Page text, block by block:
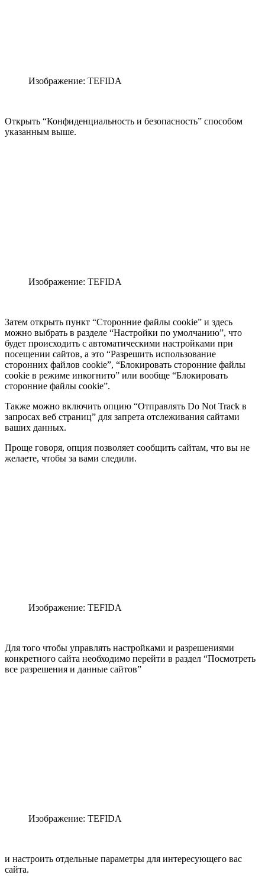
Изображение: TEFIDA
Открыть “Конфиденциальность и безопасность” способом
указанным выше.
Изображение: TEFIDA
Затем открыть пункт “Сторонние файлы cookie” и здесь
можно выбрать в разделе “Настройки по умолчанию”, что
будет происходить с автоматическими настройками при
посещении сайтов, а это “Разрешить использование
сторонних файлов cookie”, “Блокировать сторонние файлы
cookie в режиме инкогнито” или вообще “Блокировать
сторонние файлы cookie”.
Также можно включить опцию “Отправлять Do Not Track в
запросах веб страниц” для запрета отслеживания сайтами
ваших данных.
Проще говоря, опция позволяет сообщить сайтам, что вы не
желаете, чтобы за вами следили.
Изображение: TEFIDA
Для того чтобы управлять настройками и разрешениями
конкретного сайта необходимо перейти в раздел “Посмотреть
все разрешения и данные сайтов”
Изображение: TEFIDA
и настроить отдельные параметры для интересующего вас
сайта.